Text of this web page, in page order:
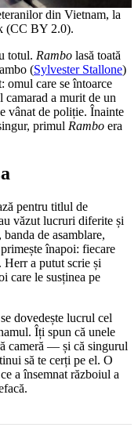
din Vietnam, la
(CC BY 2.0).
totul. Rambo lasă toată
(Sylvester Stallone)
omul care se întoarce
a murit de un
vânat de poliție. Înainte
primul Rambo era
pentru titlul de
văzut lucruri diferite și
de asamblare,
înapoi: fiecare
a putut scrie și
care le susținea pe
dovedește lucrul cel
Îți spun că unele
cameră — și că singurul
să te cerți pe el. O
a însemnat războiul a